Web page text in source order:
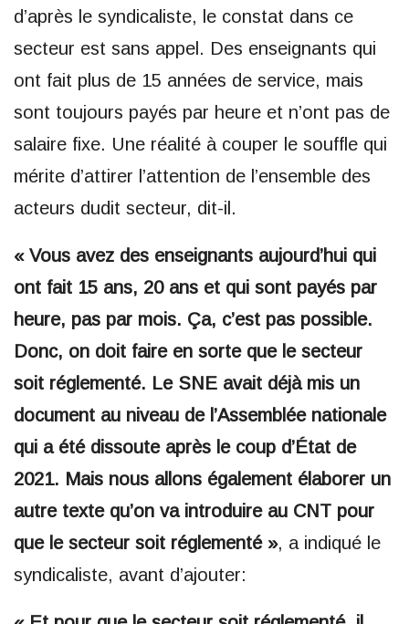
d’après le syndicaliste, le constat dans ce
secteur est sans appel. Des enseignants qui
ont fait plus de 15 années de service, mais
sont toujours payés par heure et n’ont pas de
salaire fixe. Une réalité à couper le souffle qui
mérite d’attirer l’attention de l’ensemble des
acteurs dudit secteur, dit-il.
« Vous avez des enseignants aujourd’hui qui
ont fait 15 ans, 20 ans et qui sont payés par
heure, pas par mois. Ça, c’est pas possible.
Donc, on doit faire en sorte que le secteur
soit réglementé. Le SNE avait déjà mis un
document au niveau de l’Assemblée nationale
qui a été dissoute après le coup d’État de
2021. Mais nous allons également élaborer un
autre texte qu’on va introduire au CNT pour
que le secteur soit réglementé », a indiqué le
syndicaliste, avant d’ajouter: